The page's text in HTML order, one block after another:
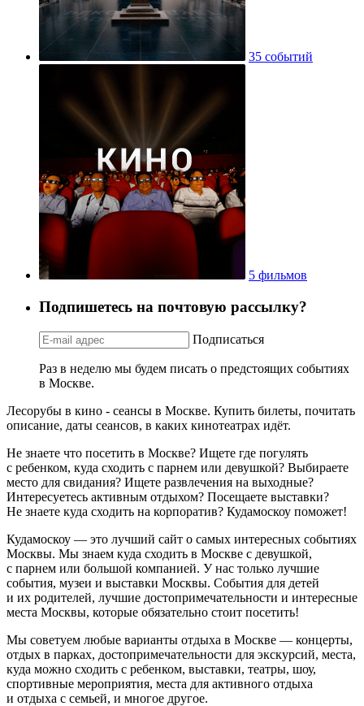
35 событий
5 фильмов
Подпишетесь на почтовую рассылку?
Подписаться
Раз в неделю мы будем писать о предстоящих событиях
в Москве.
Лесорубы в кино - сеансы в Москве. Купить билеты, почитать
описание, даты сеансов, в каких кинотеатрах идёт.
Не знаете что посетить в Москве? Ищете где погулять
с ребенком, куда сходить с парнем или девушкой? Выбираете
место для свидания? Ищете развлечения на выходные?
Интересуетесь активным отдыхом? Посещаете выставки?
Не знаете куда сходить на корпоратив? Кудамоскоу поможет!
Кудамоскоу — это лучший сайт о самых интересных событиях
Москвы. Мы знаем куда сходить в Москве с девушкой,
с парнем или большой компанией. У нас только лучшие
события, музеи и выставки Москвы. События для детей
и их родителей, лучшие достопримечательности и интересные
места Москвы, которые обязательно стоит посетить!
Мы советуем любые варианты отдыха в Москве — концерты,
отдых в парках, достопримечательности для экскурсий, места,
куда можно сходить с ребенком, выставки, театры, шоу,
спортивные мероприятия, места для активного отдыха
и отдыха с семьей, и многое другое.